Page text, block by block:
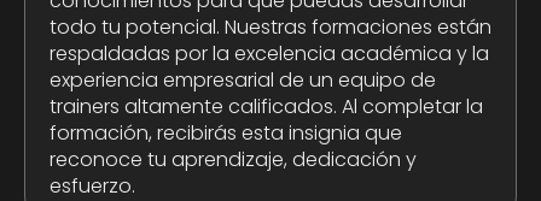
todo tu potencial. Nuestras formaciones están
respaldadas por la excelencia académica y la
experiencia empresarial de un equipo de
trainers altamente calificados. Al completar la
formación, recibirás esta insignia que
reconoce tu aprendizaje, dedicación y
esfuerzo.